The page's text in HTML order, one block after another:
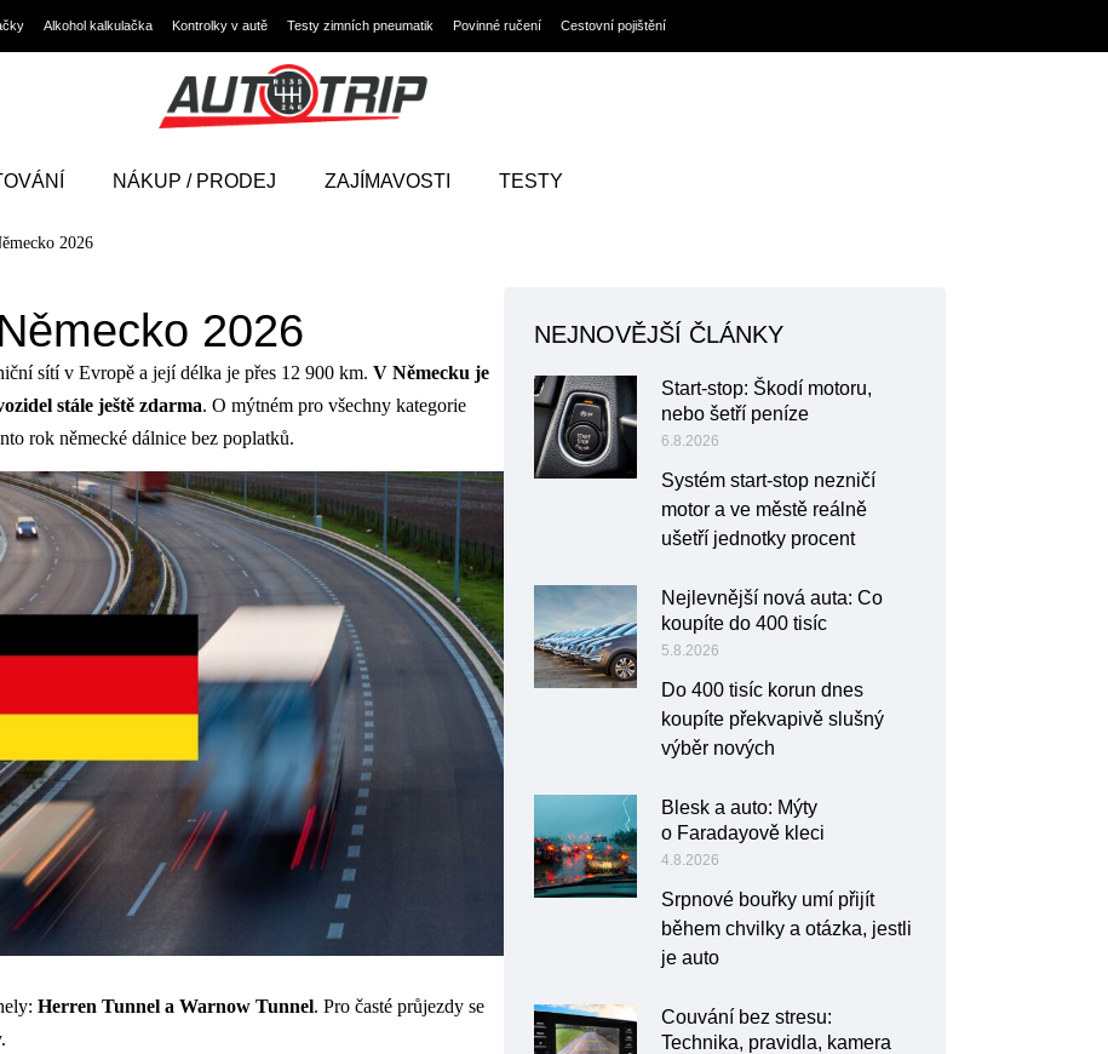
Alkohol kalkulačka Kontrolky v autě Testy zimních pneumatik Povinné ručení Cestovní pojištění
NÁKUP / PRODEJ ZAJÍMAVOSTI TESTY
2026
2026
sítí v Evropě a její délka je přes 12 900 km. V Německu je
stále ještě zdarma. O mýtném pro všechny kategorie
rok německé dálnice bez poplatků.
Herren Tunnel a Warnow Tunnel. Pro časté průjezdy se
NEJNOVĚJŠÍ ČLÁNKY
Start-stop: Škodí motoru,
nebo šetří peníze
6.8.2026
Systém start-stop nezničí
motor a ve městě reálně
ušetří jednotky procent
Nejlevnější nová auta: Co
koupíte do 400 tisíc
5.8.2026
Do 400 tisíc korun dnes
koupíte překvapivě slušný
výběr nových
Blesk a auto: Mýty
o Faradayově kleci
4.8.2026
Srpnové bouřky umí přijít
během chvilky a otázka, jestli
je auto
Couvání bez stresu:
Technika, pravidla, kamera